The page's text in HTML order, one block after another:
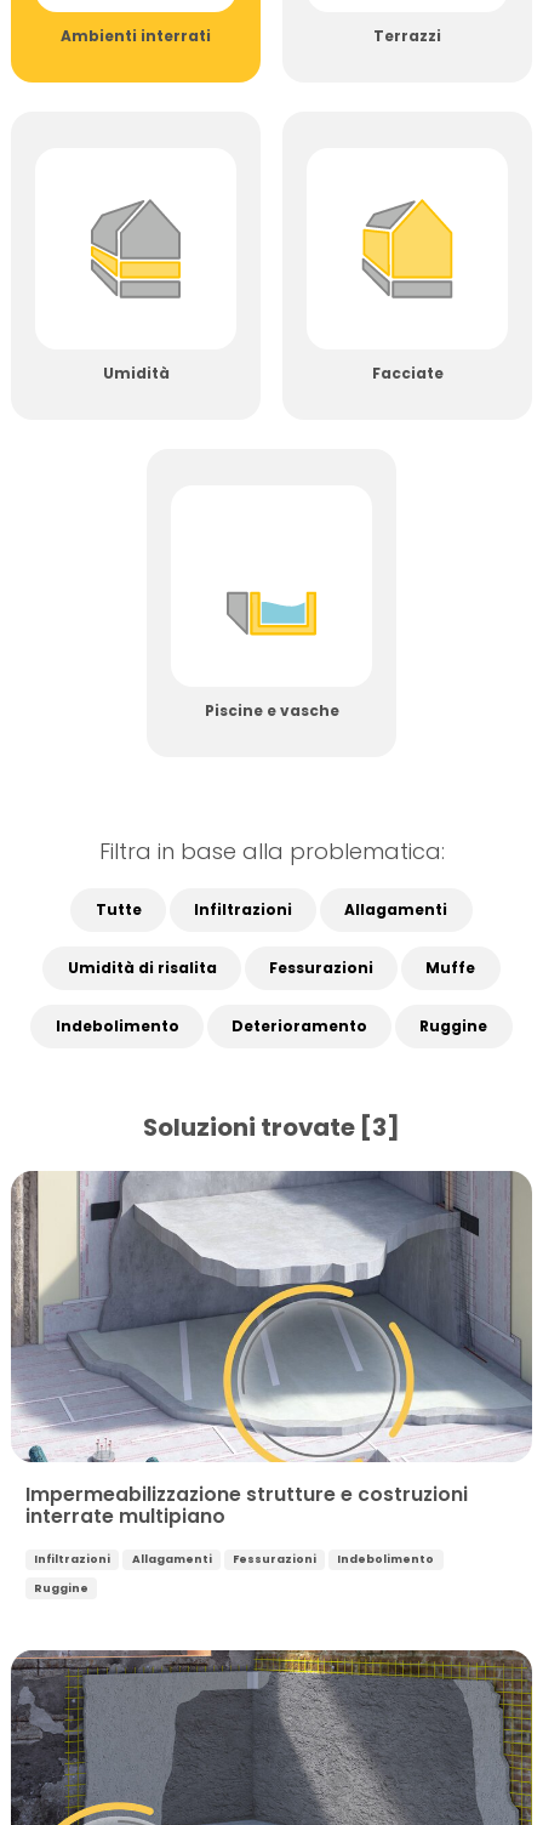
Ambienti interrati Terrazzi
Umidità Facciate
Piscine e vasche
Filtra in base alla problematica:
Tutte Infiltrazioni Allagamenti
Umidità di risalita Fessurazioni Muffe
Indebolimento Deterioramento Ruggine
Soluzioni trovate [3]
Impermeabilizzazione strutture e costruzioni
interrate multipiano
Infiltrazioni Allagamenti Fessurazioni
Indebolimento
Ruggine